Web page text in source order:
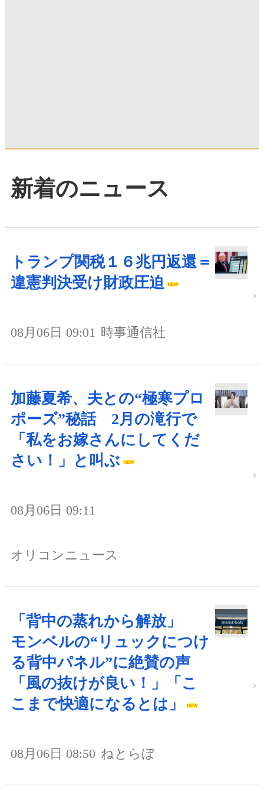
新着のニュース
トランプ関税１６兆円返還＝
違憲判決受け財政圧迫
08月06日 09:01 時事通信社
加藤夏希、夫との“極寒プロ
ポーズ”秘話 2月の滝行で
「私をお嫁さんにしてくだ
さい！」と叫ぶ
08月06日 09:11
オリコンニュース
「背中の蒸れから解放」
モンベルの“リュックにつけ
る背中パネル”に絶賛の声
「風の抜けが良い！」「こ
こまで快適になるとは」
08月06日 08:50 ねとらぼ